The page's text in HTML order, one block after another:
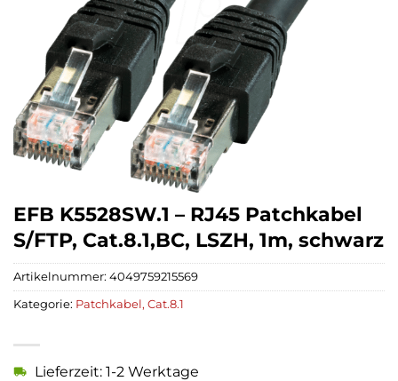
EFB K5528SW.1 – RJ45 Patchkabel
S/FTP, Cat.8.1,BC, LSZH, 1m, schwarz
Lieferzeit: 1-2 Werktage
Artikelnummer: 4049759215569
Kategorie: Patchkabel, Cat.8.1